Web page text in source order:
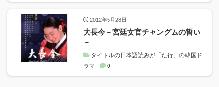
2012年5月28日
大長今－宮廷女官チャングムの誓い
－
タイトルの日本語読みが「た行」の韓国ド
ラマ
0